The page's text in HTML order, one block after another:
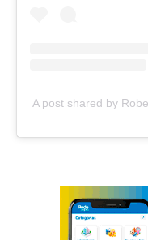
A post shared by